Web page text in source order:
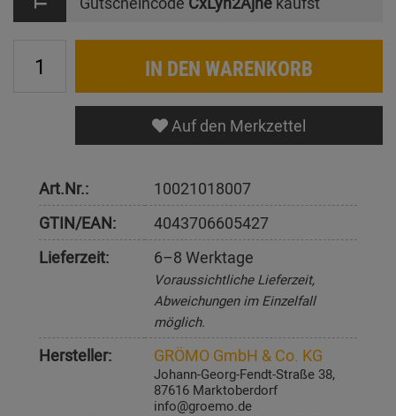
IN DEN WARENKORB
Auf den Merkzettel
Art.Nr.:
10021018007
GTIN/EAN:
4043706605427
Lieferzeit:
6–8 Werktage
Voraussichtliche Lieferzeit,
Abweichungen im Einzelfall
möglich.
Hersteller: GRÖMO GmbH & Co. KG
Johann-Georg-Fendt-Straße 38,
87616 Marktoberdorf
info@groemo.de